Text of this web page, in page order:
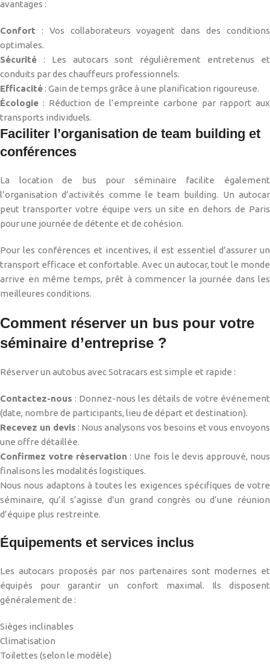
avantages :
Confort : Vos collaborateurs voyagent dans des conditions
optimales.
Sécurité : Les autocars sont régulièrement entretenus et
conduits par des chauffeurs professionnels.
Efficacité : Gain de temps grâce à une planification rigoureuse.
Écologie : Réduction de l’empreinte carbone par rapport aux
transports individuels.
Faciliter l’organisation de team building et
conférences
La location de bus pour séminaire facilite également
l’organisation d’activités comme le team building. Un autocar
peut transporter votre équipe vers un site en dehors de Paris
pour une journée de détente et de cohésion.
Pour les conférences et incentives, il est essentiel d’assurer un
transport efficace et confortable. Avec un autocar, tout le monde
arrive en même temps, prêt à commencer la journée dans les
meilleures conditions.
Comment réserver un bus pour votre
séminaire d’entreprise ?
Réserver un autobus avec Sotracars est simple et rapide :
Contactez-nous : Donnez-nous les détails de votre événement
(date, nombre de participants, lieu de départ et destination).
Recevez un devis : Nous analysons vos besoins et vous envoyons
une offre détaillée.
Confirmez votre réservation : Une fois le devis approuvé, nous
finalisons les modalités logistiques.
Nous nous adaptons à toutes les exigences spécifiques de votre
séminaire, qu’il s’agisse d’un grand congrès ou d’une réunion
d’équipe plus restreinte.
Équipements et services inclus
Les autocars proposés par nos partenaires sont modernes et
équipés pour garantir un confort maximal. Ils disposent
généralement de :
Sièges inclinables
Climatisation
Toilettes (selon le modèle)